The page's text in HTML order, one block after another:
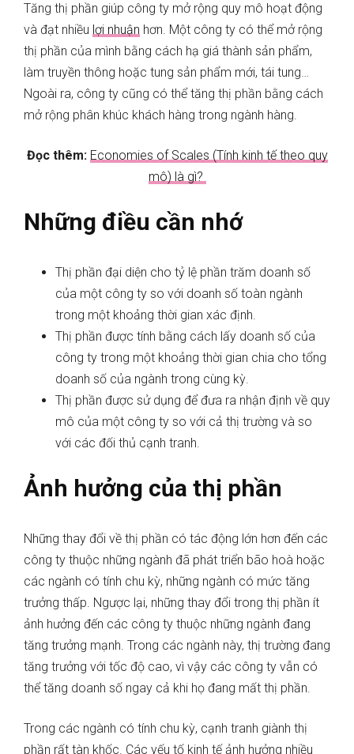
Tăng thị phần giúp công ty mở rộng quy mô hoạt động
và đạt nhiều lợi nhuận hơn. Một công ty có thể mở rộng
thị phần của mình bằng cách hạ giá thành sản phẩm,
làm truyền thông hoặc tung sản phẩm mới, tái tung…
Ngoài ra, công ty cũng có thể tăng thị phần bằng cách
mở rộng phân khúc khách hàng trong ngành hàng.
Đọc thêm: Economies of Scales (Tính kinh tế theo quy
mô) là gì?
Những điều cần nhớ
Thị phần đại diện cho tỷ lệ phần trăm doanh số
của một công ty so với doanh số toàn ngành
trong một khoảng thời gian xác định.
Thị phần được tính bằng cách lấy doanh số của
công ty trong một khoảng thời gian chia cho tổng
doanh số của ngành trong cùng kỳ.
Thị phần được sử dụng để đưa ra nhận định về quy
mô của một công ty so với cả thị trường và so
với các đối thủ cạnh tranh.
Ảnh hưởng của thị phần
Những thay đổi về thị phần có tác động lớn hơn đến các
công ty thuộc những ngành đã phát triển bão hoà hoặc
các ngành có tính chu kỳ, những ngành có mức tăng
trưởng thấp. Ngược lại, những thay đổi trong thị phần ít
ảnh hưởng đến các công ty thuộc những ngành đang
tăng trưởng mạnh. Trong các ngành này, thị trường đang
tăng trưởng với tốc độ cao, vì vậy các công ty vẫn có
thể tăng doanh số ngay cả khi họ đang mất thị phần.
Trong các ngành có tính chu kỳ, cạnh tranh giành thị
phần rất tàn khốc. Các yếu tố kinh tế ảnh hưởng nhiều